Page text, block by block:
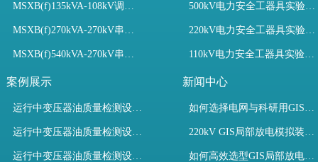
MSXB(f)135kVA-108kV调频串联谐振试验装置
MSXB(f)270kVA-270kV串联谐振
MSXB(f)540kVA-270kV串联谐振试验装置
500kV电力安全工器具实验室配置
220kV电力安全工器具实验室配置
110kV电力安全工器具实验室配置
案例展示
运行中变压器油质量检测设备有哪些优势？
运行中变压器油质量检测设备如何维护？
运行中变压器油质量检测设备包括哪些？
新闻中心
如何选择电网与科研用GIS局部放电模拟装置？
220kV GIS局部放电模拟装置试验如何开展？
如何高效选型GIS局部放电模拟装置？